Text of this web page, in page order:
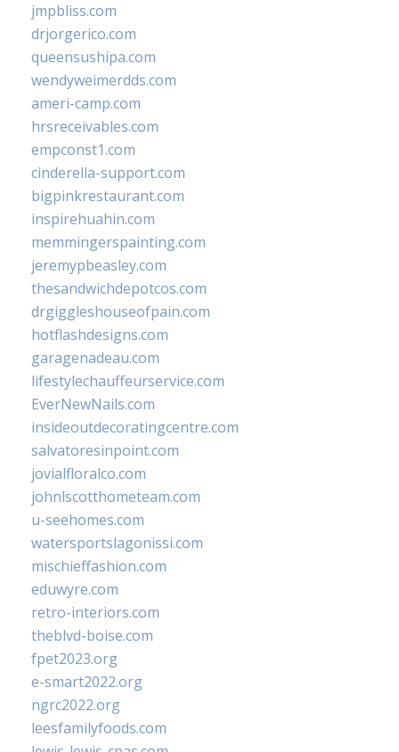
jmpbliss.com
drjorgerico.com
queensushipa.com
wendyweimerdds.com
ameri-camp.com
hrsreceivables.com
empconst1.com
cinderella-support.com
bigpinkrestaurant.com
inspirehuahin.com
memmingerspainting.com
jeremypbeasley.com
thesandwichdepotcos.com
drgiggleshouseofpain.com
hotflashdesigns.com
garagenadeau.com
lifestylechauffeurservice.com
EverNewNails.com
insideoutdecoratingcentre.com
salvatoresinpoint.com
jovialfloralco.com
johnlscotthometeam.com
u-seehomes.com
watersportslagonissi.com
mischieffashion.com
eduwyre.com
retro-interiors.com
theblvd-boise.com
fpet2023.org
e-smart2022.org
ngrc2022.org
leesfamilyfoods.com